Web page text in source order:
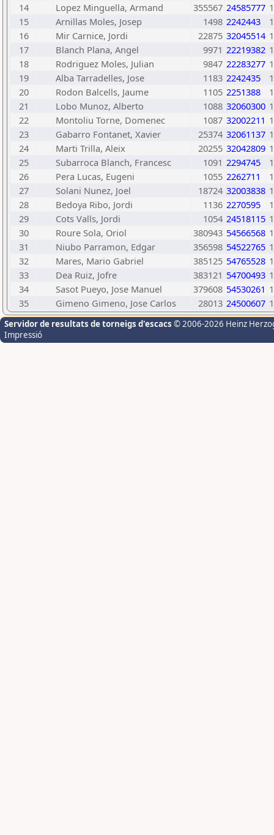
14
Lopez Minguella, Armand 355567 24585777
15
Arnillas Moles, Josep 1498 2242443
16
Mir Carnice, Jordi 22875 32045514
17
Blanch Plana, Angel 9971 22219382
18
Rodriguez Moles, Julian 9847 22283277
19
Alba Tarradelles, Jose 1183 2242435
20
Rodon Balcells, Jaume 1105 2251388
21
Lobo Munoz, Alberto 1088 32060300
22
Montoliu Torne, Domenec 1087 32002211
23
Gabarro Fontanet, Xavier 25374 32061137
24
Marti Trilla, Aleix 20255 32042809
25
Subarroca Blanch, Francesc 1091 2294745
26
Pera Lucas, Eugeni 1055 2262711
27
Solani Nunez, Joel 18724 32003838
28
Bedoya Ribo, Jordi 1136 2270595
29
Cots Valls, Jordi 1054 24518115
30
Roure Sola, Oriol 380943 54566568
31
Niubo Parramon, Edgar 356598 54522765
32
Mares, Mario Gabriel 385125 54765528
33
Dea Ruiz, Jofre 383121 54700493
34
Sasot Pueyo, Jose Manuel 379608 54530261
35
Gimeno Gimeno, Jose Carlos 28013 24500607
Servidor de resultats de torneigs d'escacs © 2006-2026 Heinz
Impressió